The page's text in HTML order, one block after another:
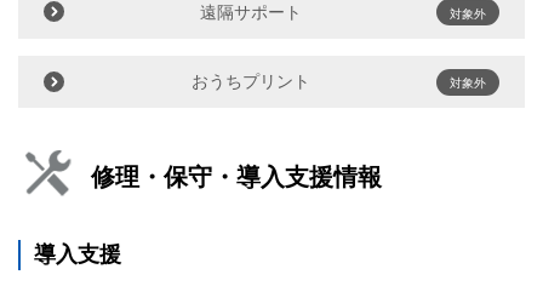
遠隔サポート 対象外
おうちプリント 対象外
修理・保守・導入支援情報
導入支援